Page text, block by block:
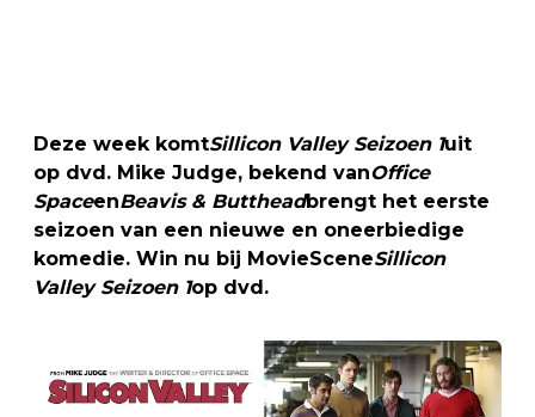
Deze week komtSillicon Valley Seizoen 1uit
op dvd. Mike Judge, bekend vanOffice
SpaceenBeavis & Buttheadbrengt het eerste
seizoen van een nieuwe en oneerbiedige
komedie. Win nu bij MovieSceneSillicon
Valley Seizoen 1op dvd.